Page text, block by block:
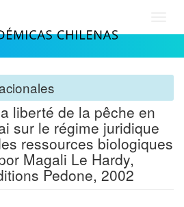
liberté de la pêche en
sur le régime juridique
ressources biologiques
Magali Le Hardy,
Pedone, 2002